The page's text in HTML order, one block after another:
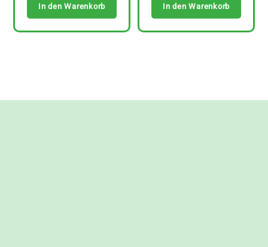
In den Warenkorb In den Warenkorb